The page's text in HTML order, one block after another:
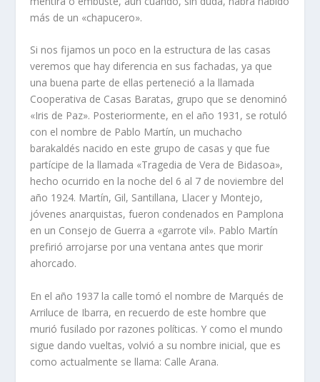
más de un «chapucero».
Si nos fijamos un poco en la estructura de las casas
veremos que hay diferencia en sus fachadas, ya que
una buena parte de ellas perteneció a la llamada
Cooperativa de Casas Baratas, grupo que se denominó
«Iris de Paz». Posteriormente, en el año 1931, se rotuló
con el nombre de Pablo Martín, un muchacho
barakaldés nacido en este grupo de casas y que fue
partícipe de la llamada «Tragedia de Vera de Bidasoa»,
hecho ocurrido en la noche del 6 al 7 de noviembre del
año 1924. Martín, Gil, Santillana, Llacer y Montejo,
jóvenes anarquistas, fueron condenados en Pamplona
en un Consejo de Guerra a «garrote vil». Pablo Martín
prefirió arrojarse por una ventana antes que morir
ahorcado.
En el año 1937 la calle tomó el nombre de Marqués de
Arriluce de Ibarra, en recuerdo de este hombre que
murió fusilado por razones políti­cas. Y como el mundo
sigue dando vueltas, volvió a su nombre inicial, que es
como actualmente se llama: Calle Arana.